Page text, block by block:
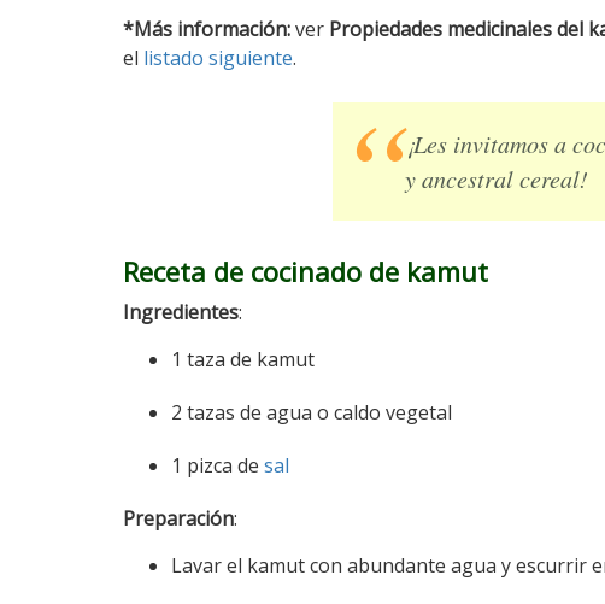
*Más información:ver Propiedades medicinales del
el listado siguiente.
¡Les invitamos a
y ancestral cereal!
Receta de cocinado de kamut
Ingredientes:
1 taza de kamut
2 tazas de agua o caldo vegetal
1 pizca de sal
Preparación:
Lavar el kamut con abundante agua y escurrir